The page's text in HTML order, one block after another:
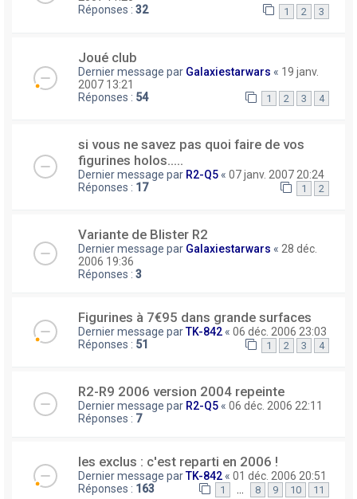
Réponses : 32 1 2 3
Joué club
Dernier message par Galaxiestarwars « 19 janv.
2007 13:21
Réponses : 54 1 2 3 4
si vous ne savez pas quoi faire de vos
figurines holos.....
Dernier message par R2-Q5 « 07 janv. 2007 20:24
Réponses : 17 1 2
Variante de Blister R2
Dernier message par Galaxiestarwars « 28 déc.
2006 19:36
Réponses : 3
Figurines à 7€95 dans grande surfaces
Dernier message parTK-842 « 06 déc. 2006 23:03
Réponses : 51 1 2 3 4
R2-R9 2006 version 2004 repeinte
Dernier message par R2-Q5 « 06 déc. 2006 22:11
Réponses : 7
les exclus : c'est reparti en 2006 !
Dernier message parTK-842 « 01 déc. 2006 20:51
Réponses : 163 1 … 8 9 10 11